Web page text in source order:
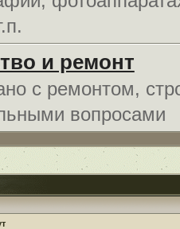
и ремонт
с ремонтом,
вопросами